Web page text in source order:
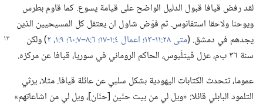
لقد رفض قيافا قبول الدليل الواضح على قيامة يسوع.‏ كما قاوم بطرس
ويوحنا ولاحقا استفانوس.‏ ثم فوّض شاول ان يعتقل كل المسيحيين الذين
يجدهم في دمشق.‏ (‏متى ٢٨:‏١١-‏١٣؛‏ اعمال ٤:‏١-‏١٧؛‏
‏)‏ ولكن
سنة ٣٦ ب‌م،‏ عزل ڤيتلّيوس،‏ الحاكم الروماني في سوريا،‏ قيافا عن مركزه.‏
عموما،‏ تتحدث الكتابات اليهودية بشكل سلبي عن عائلة قيافا.‏ مثلا،‏ يرثي
التلمود البابلي قائلا:‏ «ويل لي من بيت حنّين [حنّان]،‏ ويل لي من اشاعاتهم»